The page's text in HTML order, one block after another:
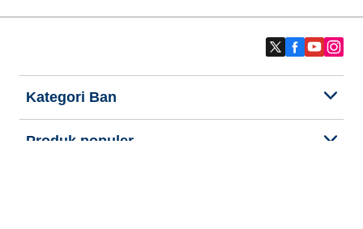
Kategori Ban
Produk populer